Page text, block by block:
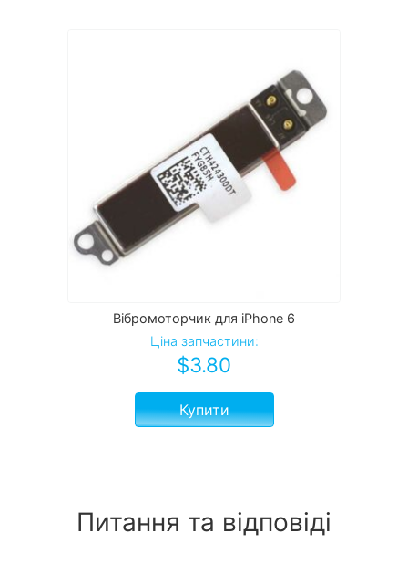
Вібромоторчик для iPhone 6
Ціна запчастини:
$3.80
Купити
Питання та відповіді